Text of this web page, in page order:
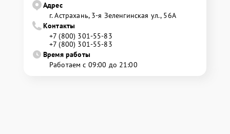
Адрес
г. Астрахань, 3-я Зеленгинская ул., 56А
Контакты
+7 (800) 301-55-83
+7 (800) 301-55-83
Время работы
Работаем с 09:00 до 21:00